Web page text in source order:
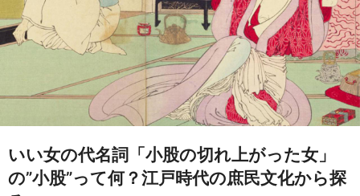
いい女の代名詞「小股の切れ上がった女」
の”小股”って何？江戸時代の庶民文化から探